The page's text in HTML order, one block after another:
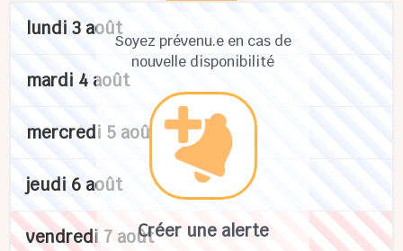
Soyez prévenu.e en cas de
nouvelle disponibilité
Créer une alerte
lundi 3 août
mardi 4 août
mercredi 5 août
jeudi 6 août
vendredi 7 août